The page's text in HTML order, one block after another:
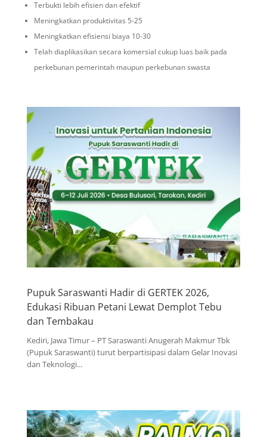
Terbukti lebih efisien dan efektif
Meningkatkan produktivitas 5-25
Meningkatkan efisiensi biaya 10-30
Telah diaplikasikan secara komersial cukup luas baik pada
perkebunan pemerintah maupun perkebunan swasta
Pupuk Saraswanti Hadir di GERTEK 2026,
Edukasi Ribuan Petani Lewat Demplot Tebu
dan Tembakau
Kediri, Jawa Timur – PT Saraswanti Anugerah Makmur Tbk
(Pupuk Saraswanti) turut berpartisipasi dalam Gelar Inovasi
dan Teknologi...